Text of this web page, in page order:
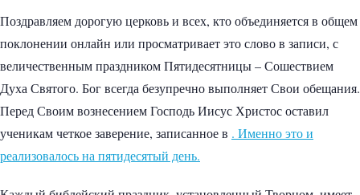
Поздравляем дорогую церковь и всех, кто объединяется в общем
поклонении онлайн или просматривает это слово в записи, с
величественным праздником Пятидесятницы – Сошествием
Духа Святого. Бог всегда безупречно выполняет Свои обещания.
Перед Своим вознесением Господь Иисус Христос оставил
ученикам четкое заверение, записанное в . Именно это и
реализовалось на пятидесятый день.